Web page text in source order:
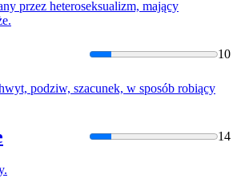
przez heteroseksualizm, mający
10
podziw, szacunek, w sposób robiący
14